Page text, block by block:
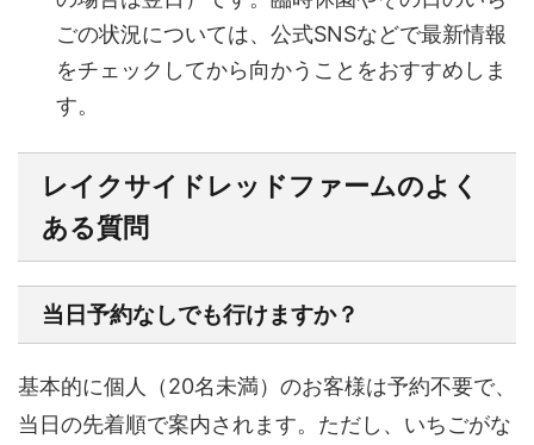
ごの状況については、公式SNSなどで最新情報
をチェックしてから向かうことをおすすめしま
す。
レイクサイドレッドファームのよく
ある質問
当日予約なしでも行けますか？
基本的に個人（20名未満）のお客様は予約不要で、
当日の先着順で案内されます。ただし、いちごがな